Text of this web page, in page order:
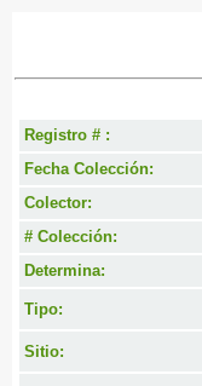
Registro # :
Fecha Colección:
Colector:
# Colección:
Determina:
Tipo:
Sitio: